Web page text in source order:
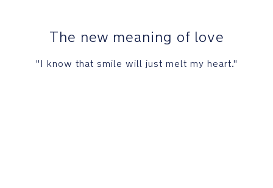
The new meaning of love
"I know that smile will just melt my heart."